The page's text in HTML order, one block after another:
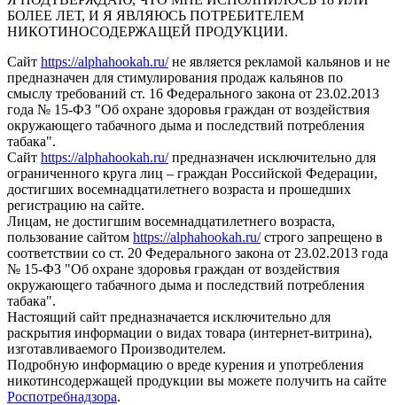
БОЛЕЕ ЛЕТ, И Я ЯВЛЯЮСЬ ПОТРЕБИТЕЛЕМ
НИКОТИНОСОДЕРЖАЩЕЙ ПРОДУКЦИИ.
Сайт https://alphahookah.ru/не является рекламой кальянов и не
предназначен для стимулирования продаж кальянов по
смыслу требований ст. 16 Федерального закона от 23.02.2013
года № 15-ФЗ "Об охране здоровья граждан от воздействия
окружающего табачного дыма и последствий потребления
табака".
Сайт https://alphahookah.ru/предназначен исключительно для
ограниченного круга лиц – граждан Российской Федерации,
достигших восемнадцатилетнего возраста и прошедших
регистрацию на сайте.
Лицам, не достигшим восемнадцатилетнего возраста,
пользование сайтом https://alphahookah.ru/строго запрещено в
соответствии со ст. 20 Федерального закона от 23.02.2013 года
№ 15-ФЗ "Об охране здоровья граждан от воздействия
окружающего табачного дыма и последствий потребления
табака".
Настоящий сайт предназначается исключительно для
раскрытия информации о видах товара (интернет-витрина),
изготавливаемого Производителем.
Подробную информацию о вреде курения и употребления
никотинсодержащей продукции вы можете получить на сайте
Роспотребнадзора.